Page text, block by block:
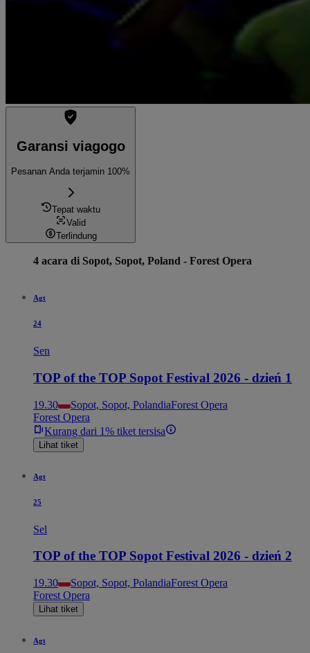
Garansi viagogo
Pesanan Anda terjamin 100%
Tepat waktu
Valid
Terlindung
4 acara di Sopot, Sopot, Poland - Forest Opera
Agt
24
Sen
TOP of the TOP Sopot Festival 2026 - dzień 1
19.30 Sopot, Sopot, PolandiaForest Opera
Forest Opera
Kurang dari 1% tiket tersisa
Lihat tiket
Agt
25
Sel
TOP of the TOP Sopot Festival 2026 - dzień 2
19.30 Sopot, Sopot, PolandiaForest Opera
Forest Opera
Lihat tiket
Agt